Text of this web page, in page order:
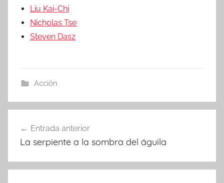
Liu Kai-Chi
Nicholas Tse
Steven Dasz
Acción
Navegación
de
entradas
Entrada anterior
La serpiente a la sombra del águila